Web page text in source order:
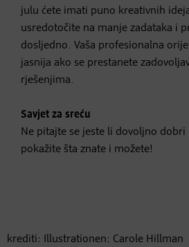
julu ćete imati puno kreativnih
usredotočite na manje zadataka i
dosljedno. Vaša profesionalna
jasnija ako se prestanete
rješenjima.
Savjet za sreću
Ne pitajte se jeste li dovoljno dobri
pokažite šta znate i možete!
krediti: Illustrationen: Carole Hillman